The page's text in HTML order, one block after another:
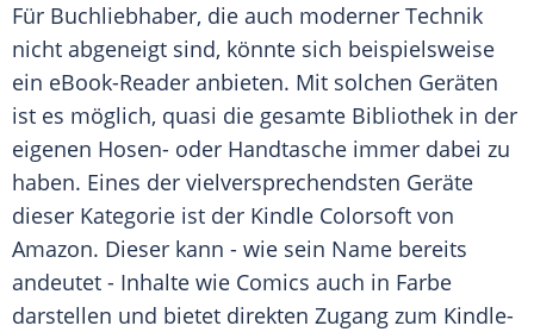
Für Buchliebhaber, die auch moderner Technik
nicht abgeneigt sind, könnte sich beispielsweise
ein eBook-Reader anbieten. Mit solchen Geräten
ist es möglich, quasi die gesamte Bibliothek in der
eigenen Hosen- oder Handtasche immer dabei zu
haben. Eines der vielversprechendsten Geräte
dieser Kategorie ist der Kindle Colorsoft von
Amazon. Dieser kann - wie sein Name bereits
andeutet - Inhalte wie Comics auch in Farbe
darstellen und bietet direkten Zugang zum Kindle-